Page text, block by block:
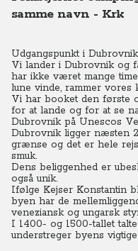
samme navn - Krk
Udgangspunkt i Dubrovnik
Vi lander i Dubrovnik og
har ikke været mange
lune vinde, rammer
Vi har booket den første
for at lande og for at se
Dubrovnik på Unescos
Dubrovnik ligger næsten
grænse og det er hele
smuk.
Dens beliggenhed er
også unik.
Ifølge Kejser Konstantin
byen har de
veneziansk og ungarsk
I 1400- og 1500-tallet
understreger byens